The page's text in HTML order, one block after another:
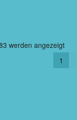
werden angezeigt
1